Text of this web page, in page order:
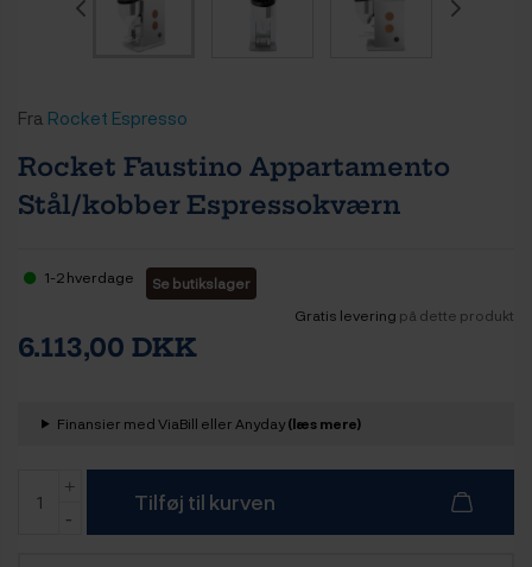
Fra Rocket Espresso
Rocket Faustino Appartamento
Stål/kobber Espressokværn
1-2 hverdage
Se butikslager
Gratis levering på dette produkt
6.113,00 DKK
Finansier med ViaBill eller Anyday(læs mere)
Tilføj til kurven